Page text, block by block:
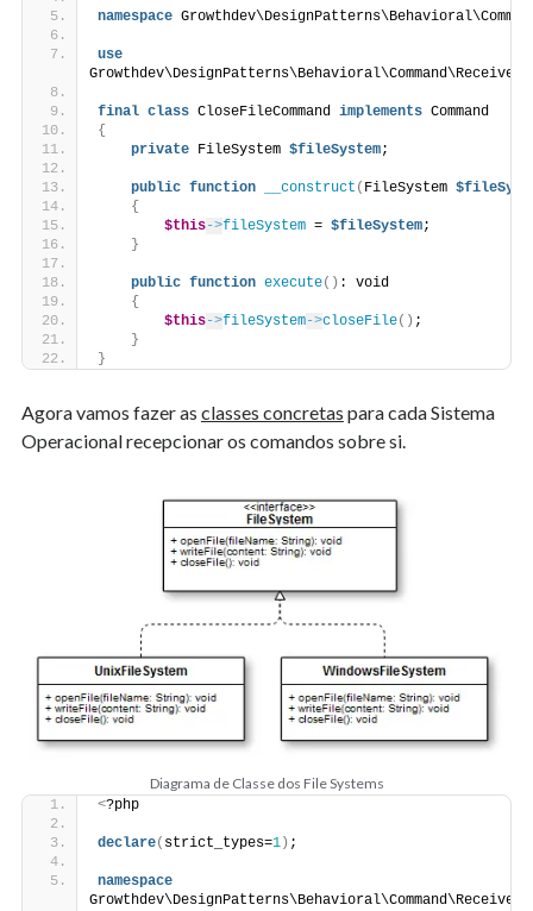
namespace
use
final class CloseFileCommand implements Command
{
private FileSystem $fileSystem;
public function __construct ( FileSystem
{
$this->fileSystem = $fileSystem;
}
public function execute() : void
{
$this->fileSystem->closeFile() ;
}
}
Agora vamos fazer as classes concretas para cada Sistema
Operacional recepcionar os comandos sobre si.
Diagrama de Classe dos File Systems
<?php
declare( strict_types=1) ;
namespace
Growthdev\DesignPatterns\Behavioral\Command\Receiver;